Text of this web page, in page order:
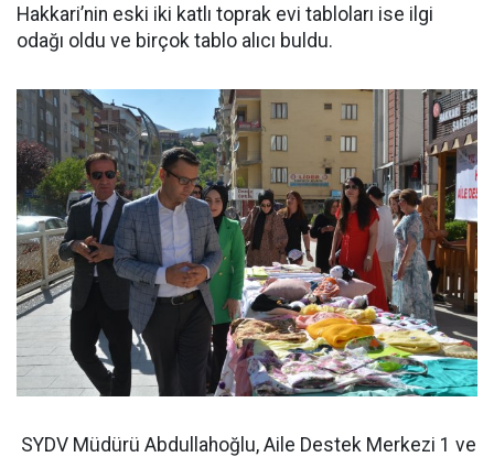
Hakkari’nin eski iki katlı toprak evi tabloları ise ilgi
odağı oldu ve birçok tablo alıcı buldu.
SYDV Müdürü Abdullahoğlu, Aile Destek Merkezi 1 ve